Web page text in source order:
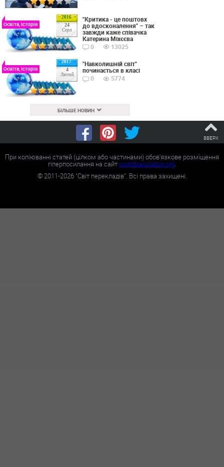
2016
24
Серп
Освіта, Історія
"Критика - це поштовх
до вдосконалення" – так
завжди каже співачка
Катерина Міхєєва
0
13025
2017
4
Лютий
Освіта, Історія
"Навколишній світ"
починається в класі
0
5774
БІЛЬШЕ НОВИН
ВВЕРХ
При копіюванні статей (цілком або частинами) обов'язкове розміщення
гіперпосилання на сайтworldtranslation.org.
©2011-2026"Світ перекладів". Всі права захищені.